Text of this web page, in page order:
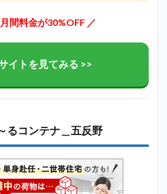
間料金が30%OFF ／
イトを見てみる >>
るコンテナ＿五反野